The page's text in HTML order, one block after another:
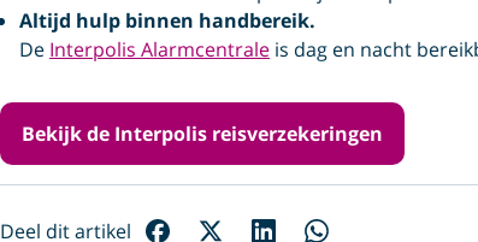
Altijd hulp binnen handbereik.
De Interpolis Alarmcentrale is dag en nacht
Bekijk de Interpolis reisverzekeringen
Deel dit artikel